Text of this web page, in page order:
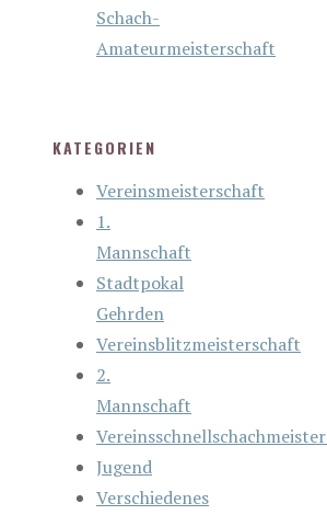
Schach-
Amateurmeisterschaft
KATEGORIEN
Vereinsmeisterschaft
1.
Mannschaft
Stadtpokal
Gehrden
Vereinsblitzmeisterschaft
2.
Mannschaft
Jugend
Verschiedenes